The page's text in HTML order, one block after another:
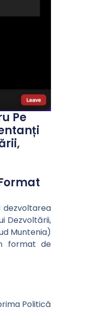
Pe
dezvoltarea
Dezvoltării,
Muntenia)
format de
Politică